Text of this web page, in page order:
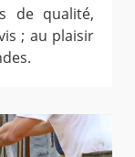
de qualité,
; au plaisir